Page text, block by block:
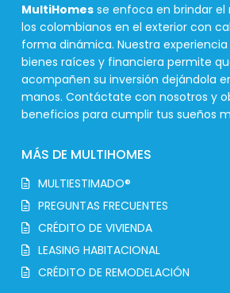
MultiHomes se enfoca en brindar el
los colombianos en el exterior con
forma dinámica. Nuestra
bienes raíces y financiera permite
acompañen su inversión dejándola
manos. Contáctate con nosotros y
beneficios para cumplir tus sueños
MÁS DE MULTIHOMES
MULTIESTIMADO®
PREGUNTAS FRECUENTES
CRÉDITO DE VIVIENDA
LEASING HABITACIONAL
CRÉDITO DE REMODELACIÓN